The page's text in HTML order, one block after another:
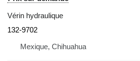
Vérin hydraulique
132-9702
Mexique, Chihuahua